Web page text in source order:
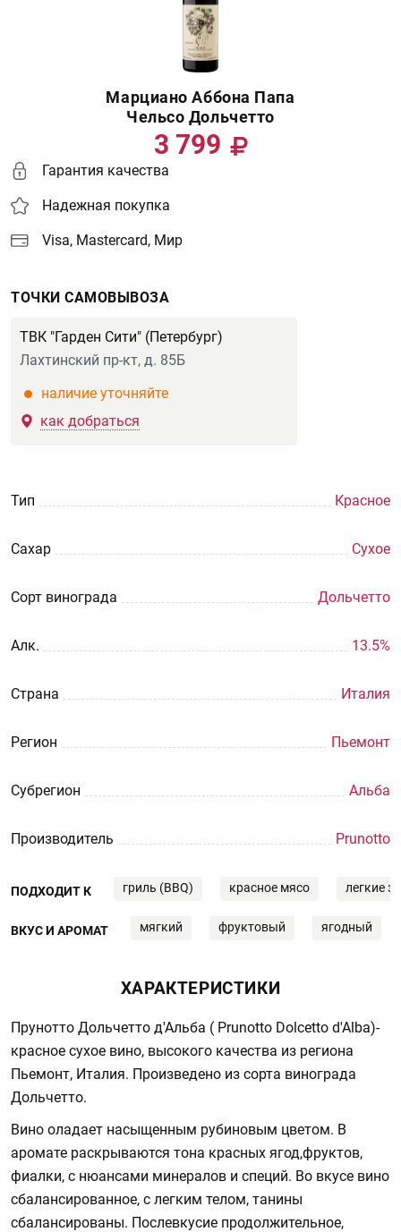
Марциано Аббона Папа
Чельсо Дольчетто
3 799
Гарантия качества
Надежная покупка
Visa, Mastercard, Мир
ТОЧКИ САМОВЫВОЗА
ТВК "Гарден Сити" (Петербург)
Лахтинский пр-кт, д. 85Б
наличие уточняйте
как добраться
Тип Красное
Сахар Сухое
Сорт винограда Дольчетто
Aлк. 13.5%
Страна Италия
Регион Пьемонт
Субрегион Альба
Производитель Prunotto
ПОДХОДИТ К гриль (BBQ) красное мясо легкие
ВКУС И АРОМАТ мягкий фруктовый ягодный
ХАРАКТЕРИСТИКИ
Прунотто Дольчетто д'Альба ( Prunotto Dolcetto d'Alba)-
красное сухое вино, высокого качества из региона
Пьемонт, Италия. Произведено из сорта винограда
Дольчетто.
Вино оладает насыщенным рубиновым цветом. В
аромате раскрываются тона красных ягод,фруктов,
фиалки, с нюансами минералов и специй. Во вкусе вино
сбалансированное, с легким телом, танины
сбалансированы. Послевкусие продолжительное,